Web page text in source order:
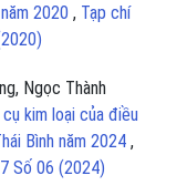
2020 , Tạp chí
Ngọc Thành
kim loại của điều
Bình năm 2024 ,
Số 06 (2024)